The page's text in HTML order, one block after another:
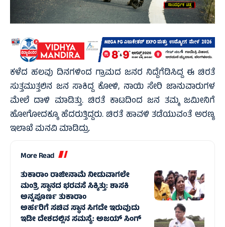
ಕಳೆದ ಹಲವು ದಿನಗಳಿಂದ ಗ್ರಾಮದ ಜನರ ನಿದ್ದೆಗೆಡಿಸಿದ್ದ ಈ ಚಿರತೆ
ಸುತ್ತಮುತ್ತಲಿನ ಜನ ಸಾಕಿದ್ದ ಕೋಳಿ, ನಾಯಿ ಸೇರಿ ಜಾನುವಾರುಗಳ
ಮೇಲೆ ದಾಳಿ ಮಾಡಿತ್ತು. ಚಿರತೆ ಕಾಟದಿಂದ ಜನ ತಮ್ಮ ಜಮೀನಿಗೆ
ಹೋಗೋದಕ್ಕೂ ಹೆದರುತ್ತಿದ್ದರು. ಚಿರತೆ ಹಾವಳಿ ತಡೆಯುವಂತೆ ಅರಣ್ಯ
ಇಲಾಖೆ ಮನವಿ ಮಾಡಿದ್ರು.
More Read
ತುಕಾರಾಂ ರಾಜೀನಾಮೆ ನೀಡುವಾಗಲೇ
ಮಂತ್ರಿ ಸ್ಥಾನದ ಭರವಸೆ ಸಿಕ್ಕಿತ್ತು: ಶಾಸಕಿ
ಅನ್ನಪೂರ್ಣ ತುಕಾರಾಂ
ಅರ್ಹರಿಗೆ ಸಚಿವ ಸ್ಥಾನ ಸಿಗದೇ ಇರುವುದು
ಇಡೀ ದೇಶದಲ್ಲಿನ ಸಮಸ್ಯೆ: ಅಜಯ್ ಸಿಂಗ್